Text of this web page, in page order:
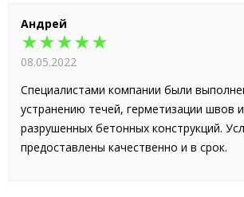
Андрей
★★★★★
08.05.2022
Специалистами компании были
устранению течей, герметизации швов
разрушенных бетонных конструкций.
предоставлены качественно и в срок.